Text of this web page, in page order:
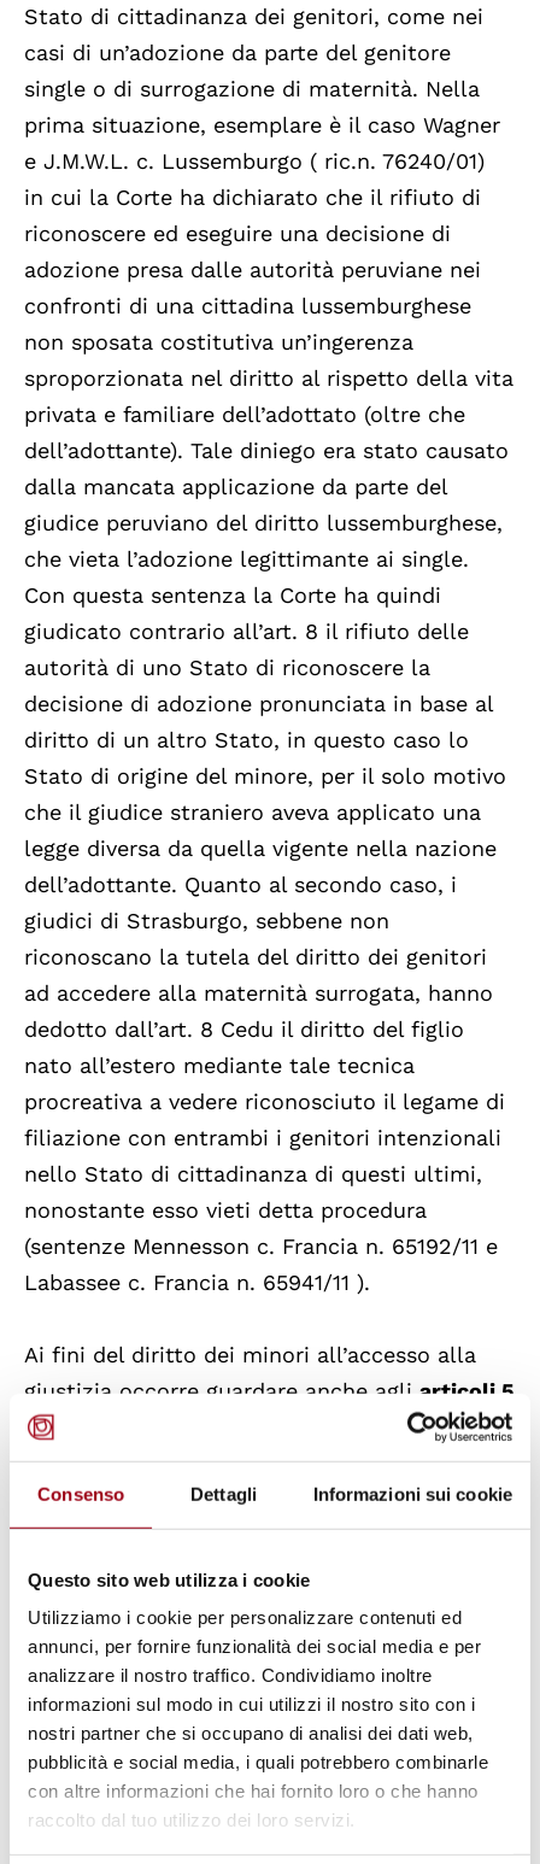
Consenso Dettagli Informazioni sui cookie
Questo sito web utilizza i cookie
Utilizziamo i cookie per personalizzare contenuti ed
annunci, per fornire funzionalità dei social media e per
analizzare il nostro traffico. Condividiamo inoltre
informazioni sul modo in cui utilizzi il nostro sito con i
nostri partner che si occupano di analisi dei dati web,
pubblicità e social media, i quali potrebbero combinarle
con altre informazioni che hai fornito loro o che hanno
raccolto dal tuo utilizzo dei loro servizi.
Stato di cittadinanza dei genitori, come nei
casi di un’adozione da parte del genitore
single o di surrogazione di maternità. Nella
prima situazione, esemplare è il caso Wagner
e J.M.W.L. c. Lussemburgo ( ric.n. 76240/01)
in cui la Corte ha dichiarato che il rifiuto di
riconoscere ed eseguire una decisione di
adozione presa dalle autorità peruviane nei
confronti di una cittadina lussemburghese
non sposata costitutiva un’ingerenza
sproporzionata nel diritto al rispetto della vita
privata e familiare dell’adottato (oltre che
dell’adottante). Tale diniego era stato causato
dalla mancata applicazione da parte del
giudice peruviano del diritto lussemburghese,
che vieta l’adozione legittimante ai single.
Con questa sentenza la Corte ha quindi
giudicato contrario all’art. 8 il rifiuto delle
autorità di uno Stato di riconoscere la
decisione di adozione pronunciata in base al
diritto di un altro Stato, in questo caso lo
Stato di origine del minore, per il solo motivo
che il giudice straniero aveva applicato una
legge diversa da quella vigente nella nazione
dell’adottante. Quanto al secondo caso, i
giudici di Strasburgo, sebbene non
riconoscano la tutela del diritto dei genitori
ad accedere alla maternità surrogata, hanno
dedotto dall’art. 8 Cedu il diritto del figlio
nato all’estero mediante tale tecnica
procreativa a vedere riconosciuto il legame di
filiazione con entrambi i genitori intenzionali
nello Stato di cittadinanza di questi ultimi,
nonostante esso vieti detta procedura
(sentenze Mennesson c. Francia n. 65192/11 e
Labassee c. Francia n. 65941/11 ).
Ai fini del diritto dei minori all’accesso alla
giustizia occorre guardare anche agli articoli 5
(diritto alla libertà e alla sicurezza) e 6 (diritto
all’equo processo). Molta della giurisprudenza
in materia riguarda casi in cui il minore è
ricorrente (divenuto maggiorenne o meno) e
adisce la Corte lamentando violazioni in
procedimenti penali che l’hanno visto
coinvolto come autore di reato o presunto
tale. Per l’esercizio di tali diritti e libertà,
appare importante l’effettiva partecipazione ai
procedimenti e che questi si svolgano con
modalità a misura di bambino o ragazzo.
Due casi ormai storici sono T. c. Regno Unito